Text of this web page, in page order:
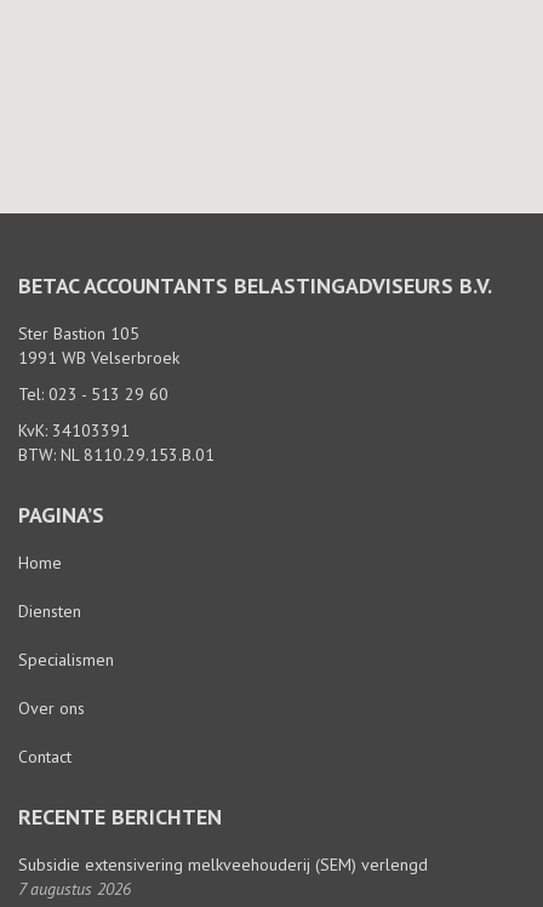
BETAC ACCOUNTANTS BELASTINGADVISEURS B.V.
Ster Bastion 105
1991 WB Velserbroek
Tel: 023 - 513 29 60
KvK: 34103391
BTW: NL 8110.29.153.B.01
PAGINA’S
Home
Diensten
Specialismen
Over ons
Contact
RECENTE BERICHTEN
Subsidie extensivering melkveehouderij (SEM) verlengd
7 augustus 2026